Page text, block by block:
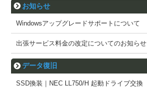
お知らせ
Windowsアップグレードサポートについて
出張サービス料金の改定についてのお知らせ
データ復旧
SSD換装｜NEC LL750/H 起動ドライブ交換